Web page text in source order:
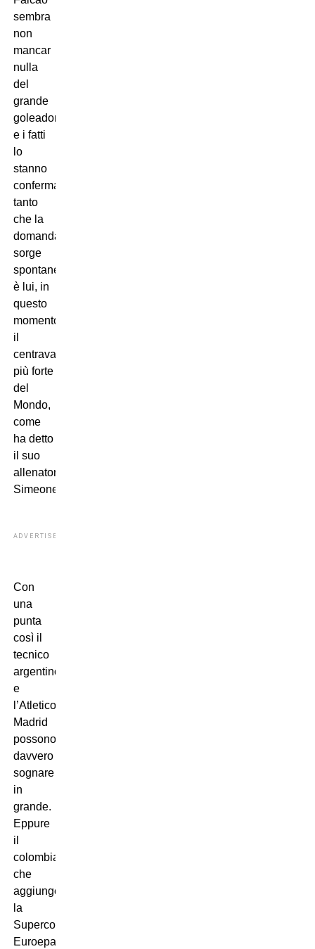
sembra
non
mancar
nulla
del
grande
goleador,
e i fatti
lo
stanno
confermando,
tanto
che la
domanda
sorge
spontanea:
è lui, in
questo
momento,
il
centravanti
più forte
del
Mondo,
come
ha detto
il suo
allenatore
Simeone?
ADVERTISEMENT
Con
una
punta
così il
tecnico
argentino
e
l’Atletico
Madrid
possono
davvero
sognare
in
grande.
Eppure
il
colombiano,
che
aggiunge
la
Supercoppa
Euroepa